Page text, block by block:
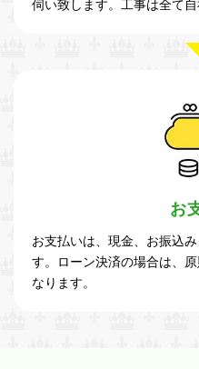
伺い致します。工事は全て
お
お支払いは、現金、お振込
す。ローン決済の場合は、
なります。